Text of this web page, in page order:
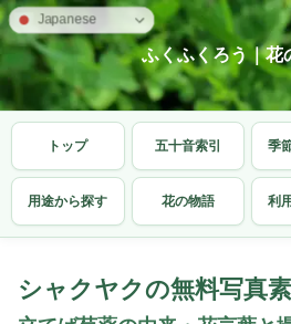
ふくふくろう｜花
トップ 五十音索引 季
用途から探す 花の物語 利
シャクヤクの無料写真
Japanese